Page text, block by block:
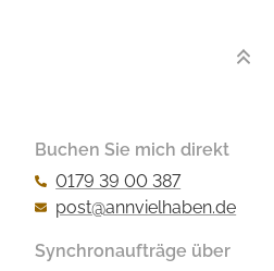
Buchen Sie mich direkt
0179 39 00 387
post@annvielhaben.de
Synchronaufträge über